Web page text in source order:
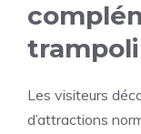
Les visiteurs
d’attractions